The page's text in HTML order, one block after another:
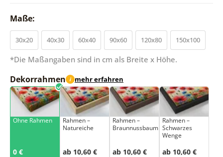
Maße:
30x20 40x30 60x40 90x60 120x80 150x100
*Die Maßangaben sind in cm als Breite x Höhe.
Dekorrahmen i mehr erfahren
Ohne Rahmen
0 €
Rahmen –
Natureiche
ab 10,60 €
Rahmen –
Braunnussbaum
ab 10,60 €
Rahmen –
Schwarzes
Wenge
ab 10,60 €